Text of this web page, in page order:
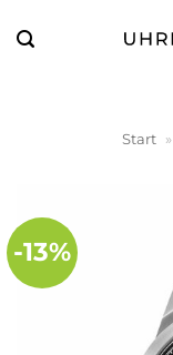
Inhalt
Start »
-13%